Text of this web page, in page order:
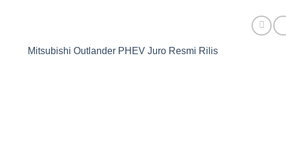
Mitsubishi Outlander PHEV Juro Resmi Rilis